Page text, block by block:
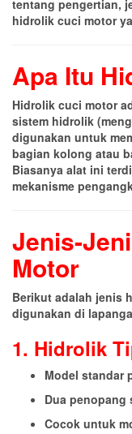
tentang pengertian,
hidrolik cuci motor
Apa Itu
Hidrolik cuci motor
sistem hidrolik
digunakan untuk
bagian kolong atau
Biasanya alat ini
mekanisme
Jenis-
Motor
Berikut adalah jenis
digunakan di
1. Hidrolik
Model standar
Dua penopang
Cocok untuk